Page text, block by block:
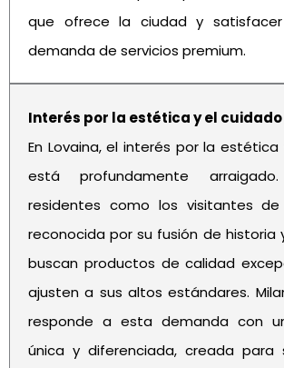
que ofrece la ciudad y
demanda de servicios premium.
Interés por la estética y el
En Lovaina, el interés por la
está profundamente
residentes como los visitantes
reconocida por su fusión de historia
buscan productos de calidad
ajusten a sus altos estándares.
responde a esta demanda con
única y diferenciada, creada para